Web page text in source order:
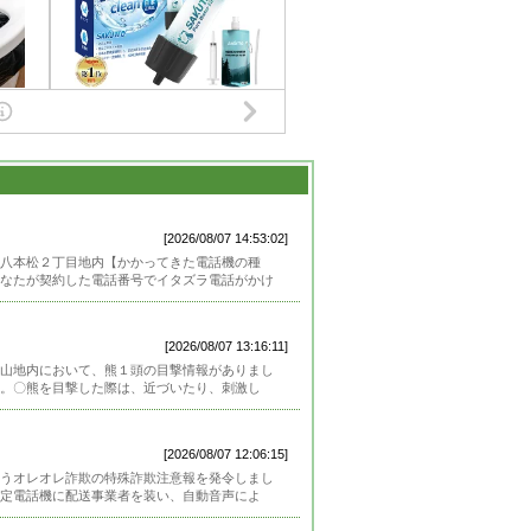
[2026/08/07 14:53:02]
本松２丁目地内【かかってきた電話機の種
たが契約した電話番号でイタズラ電話がかけ
[2026/08/07 13:16:11]
地内において、熊１頭の目撃情報がありまし
〇熊を目撃した際は、近づいたり、刺激し
[2026/08/07 12:06:15]
オレオレ詐欺の特殊詐欺注意報を発令しまし
電話機に配送事業者を装い、自動音声によ